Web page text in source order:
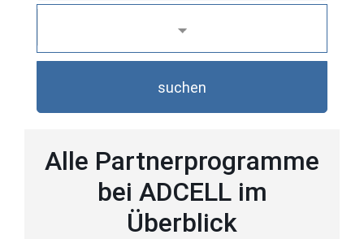
suchen
Alle Partnerprogramme
bei ADCELL im
Überblick